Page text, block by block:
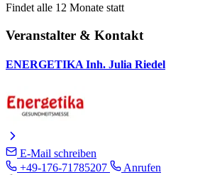
Findet alle 12 Monate statt
Veranstalter & Kontakt
ENERGETIKA Inh. Julia Riedel
E-Mail schreiben
+49-176-71785207
Anrufen